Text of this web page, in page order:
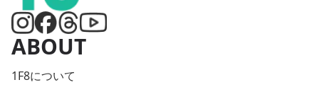
ABOUT
1F8について